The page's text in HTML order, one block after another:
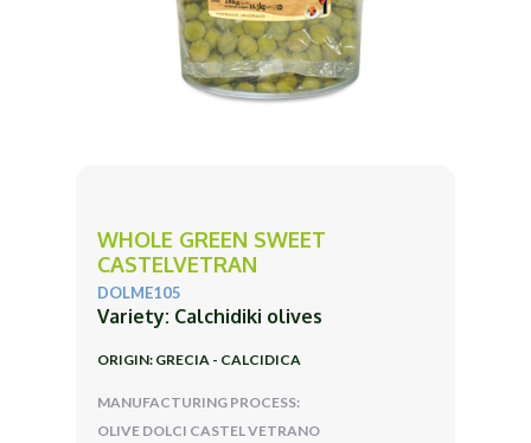
WHOLE GREEN SWEET
CASTELVETRAN
DOLME105
Variety: Calchidiki olives
ORIGIN: GRECIA - CALCIDICA
MANUFACTURING PROCESS:
OLIVE DOLCI CASTEL VETRANO